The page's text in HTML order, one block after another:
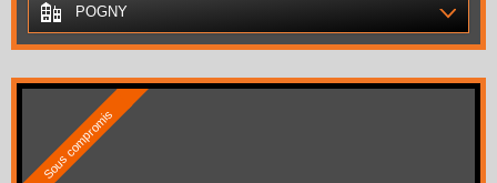
POGNY
Sous compromis